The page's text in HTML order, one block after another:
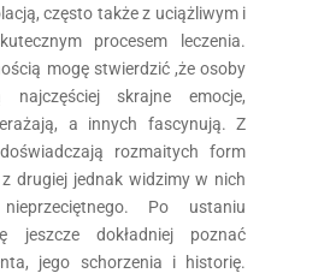
często także z uciążliwym i
procesem leczenia.
mogę stwierdzić ,że osoby
najczęściej skrajne emocje,
a innych fascynują. Z
rozmaitych form
drugiej jednak widzimy w nich
Po ustaniu
jeszcze dokładniej poznać
jego schorzenia i historię.